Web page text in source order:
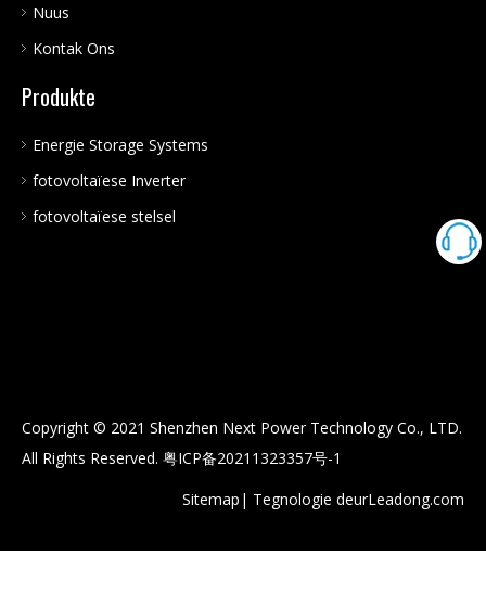
Nuus
Kontak Ons
Produkte
Energie Storage Systems
fotovoltaïese Inverter
fotovoltaïese stelsel
Copyright © 2021 Shenzhen Next Power Technology Co., LTD.
All Rights Reserved. 粤ICP备20211323357号-1
Sitemap | Tegnologie deurLeadong.com